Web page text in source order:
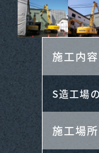
施工内容
S造工場
施工場所